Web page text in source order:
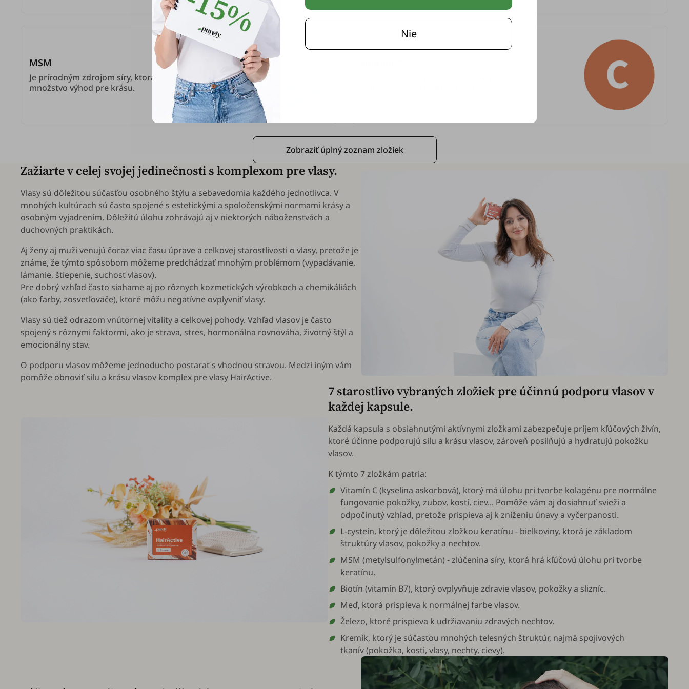
MSM
Je prírodným zdrojom síry, ktorá má
množstvo výhod pre krásu.
Zobraziť úplný zoznam zložiek
Zažiarte v celej svojej jedinečnosti s komplexom pre vlasy.
Vlasy sú dôležitou súčasťou osobného štýlu a sebavedomia každého jednotlivca. V
mnohých kultúrach sú často spojené s estetickými a spoločenskými normami krásy a
osobným vyjadrením. Dôležitú úlohu zohrávajú aj v niektorých náboženstvách a
duchovných praktikách.
Aj ženy aj muži venujú čoraz viac času úprave a celkovej starostlivosti o vlasy, pretože je
známe, že týmto spôsobom môžeme predchádzať mnohým problémom (vypadávanie,
lámanie, štiepenie, suchosť vlasov).
Pre dobrý vzhľad často siahame aj po rôznych kozmetických výrobkoch a chemikáliách
(ako farby, zosvetľovače), ktoré môžu negatívne ovplyvniť vlasy.
Vlasy sú tiež odrazom vnútornej vitality a celkovej pohody. Vzhľad vlasov je často
spojený s rôznymi faktormi, ako je strava, stres, hormonálna rovnováha, životný štýl a
emocionálny stav.
O podporu vlasov môžeme jednoducho postarať s vhodnou stravou. Medzi iným vám
pomôže obnoviť silu a krásu vlasov komplex pre vlasy HairActive.
7 starostlivo vybraných zložiek pre účinnú podporu vlasov v
každej kapsule.
Každá kapsula s obsiahnutými aktívnymi zložkami zabezpečuje príjem kľúčových živín,
ktoré účinne podporujú silu a krásu vlasov, zároveň posilňujú a hydratujú pokožku
vlasov.
K týmto 7 zložkám patria:
Vitamín C (kyselina askorbová), ktorý má úlohu pri tvorbe kolagénu pre normálne
fungovanie pokožky, zubov, kostí, ciev... Pomôže vám aj dosiahnuť svieži a
odpočinutý vzhľad, pretože prispieva aj k zníženiu únavy a vyčerpanosti.
L-cysteín, ktorý je dôležitou zložkou keratínu - bielkoviny, ktorá je základom
štruktúry vlasov, pokožky a nechtov.
MSM (metylsulfonylmetán) - zlúčenina síry, ktorá hrá kľúčovú úlohu pri tvorbe
keratínu.
Biotín (vitamín B7), ktorý ovplyvňuje zdravie vlasov, pokožky a slizníc.
Meď, ktorá prispieva k normálnej farbe vlasov.
Železo, ktoré prispieva k udržiavaniu zdravých nechtov.
Kremík, ktorý je súčasťou mnohých telesných štruktúr, najmä spojivových
tkanív (pokožka, kosti, vlasy, nechty, cievy).
Nie